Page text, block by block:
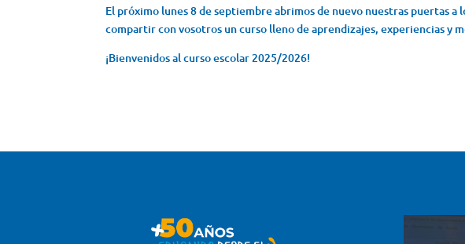
El próximo lunes 8 de septiembre abrimos de nuevo nuestras puertas
compartir con vosotros un curso lleno de aprendizajes, experiencias y
¡Bienvenidos al curso escolar 2025/2026!